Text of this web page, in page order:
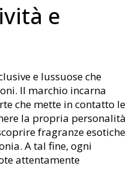
e
e lussuose che
Il marchio incarna
che mette in contatto le
la propria personalità
fragranze esotiche
A tal fine, ogni
attentamente